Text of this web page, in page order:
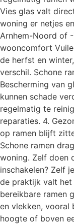
Vies glas valt
woning er netjes
Arnhem-Noord of
wooncomfort
de herfst en
verschil. Schone
Bescherming van
kunnen schade
regelmatig te
reparaties. 4.
op ramen blijft
Schone ramen
woning. Zelf doen
inschakelen? Zelf
de praktijk valt
bereikbare ramen
en vlekken, vooral
hoogte of boven